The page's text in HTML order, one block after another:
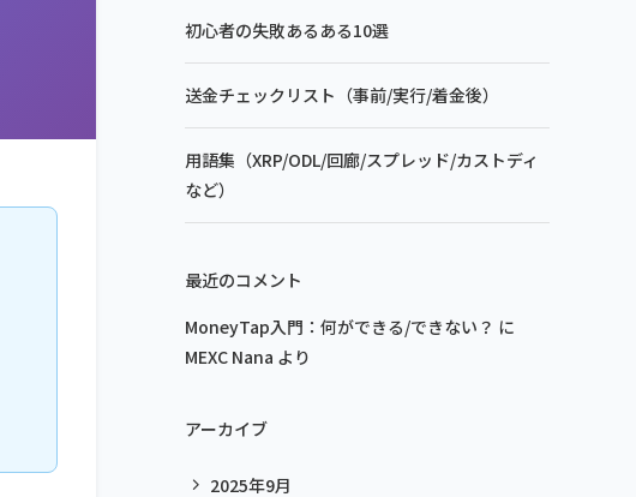
初心者の失敗あるある10選
送金チェックリスト（事前/実行/着金後）
用語集（XRP/ODL/回廊/スプレッド/カストディ
など）
最近のコメント
MoneyTap入門：何ができる/できない？ に
MEXC Nana より
アーカイブ
2025年9月